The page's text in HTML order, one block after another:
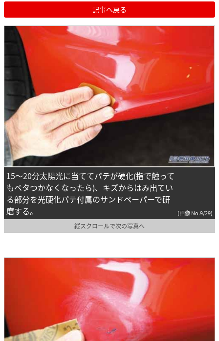
記事へ戻る
15～20分太陽光に当ててパテが硬化(指で触って
もベタつかなくなったら)、キズからはみ出てい
る部分を光硬化パテ付属のサンドペーパーで研
磨する。
(画像 No.9/29)
縦スクロールで次の写真へ